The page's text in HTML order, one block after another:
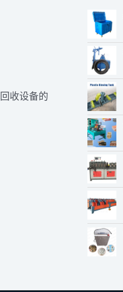
收设备的